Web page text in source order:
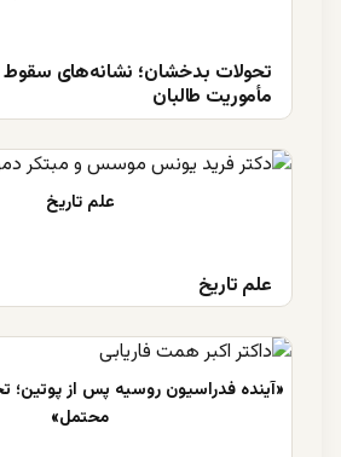
تحولات بدخشان؛ نشانه‌های سقوط
مأموریت طالبان
علم تاریخ